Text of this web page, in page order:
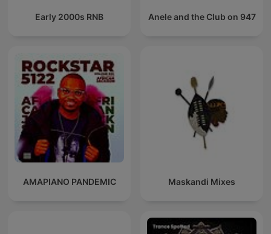
Early 2000s RNB Anele and the Club on 947
AMAPIANO PANDEMIC Maskandi Mixes